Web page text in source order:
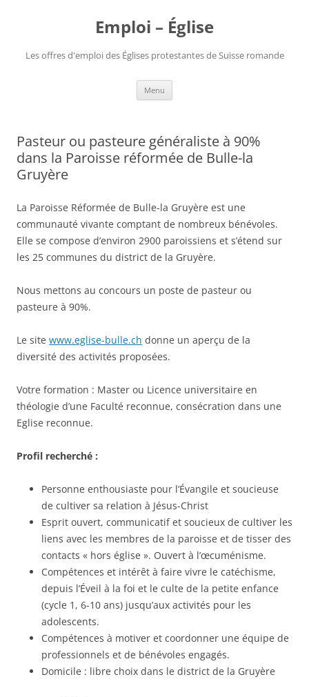
Emploi – Église
Les offres d'emploi des Églises protestantes de Suisse romande
Menu
Pasteur ou pasteure généraliste à 90%
dans la Paroisse réformée de Bulle-la
Gruyère
La Paroisse Réformée de Bulle-la Gruyère est une
communauté vivante comptant de nombreux bénévoles.
Elle se compose d’environ 2900 paroissiens et s’étend sur
les 25 communes du district de la Gruyère.
Nous mettons au concours un poste de pasteur ou
pasteure à 90%.
Le site www.eglise-bulle.ch donne un aperçu de la
diversité des activités proposées.
Votre formation : Master ou Licence universitaire en
théologie d’une Faculté reconnue, consécration dans une
Eglise reconnue.
Profil recherché :
Personne enthousiaste pour l’Évangile et soucieuse
de cultiver sa relation à Jésus-Christ
Esprit ouvert, communicatif et soucieux de cultiver les
liens avec les membres de la paroisse et de tisser des
contacts « hors église ». Ouvert à l’œcuménisme.
Compétences et intérêt à faire vivre le catéchisme,
depuis l’Éveil à la foi et le culte de la petite enfance
(cycle 1, 6-10 ans) jusqu’aux activités pour les
adolescents.
Compétences à motiver et coordonner une équipe de
professionnels et de bénévoles engagés.
Domicile : libre choix dans le district de la Gruyère